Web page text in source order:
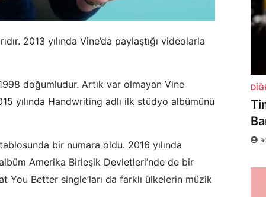
2013 yılında Vine’da paylaştığı videolarla
doğumludur. Artık var olmayan Vine
yılında Handwriting adlı ilk stüdyo albümünü
bir numara oldu. 2016 yılında
Amerika Birleşik Devletleri’nde de bir
You Better single’ları da farklı ülkelerin müzik